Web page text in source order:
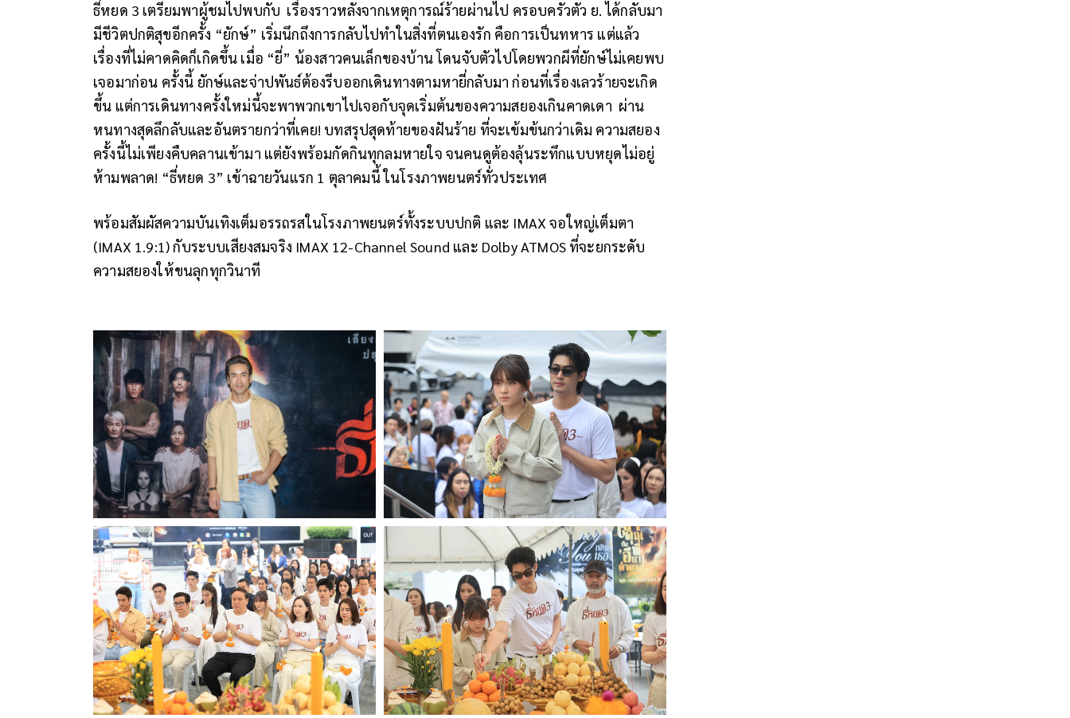
ธี่หยด 3 เตรียมพาผู้ชมไปพบกับ เรื่องราวหลังจากเหตุการณ์ร้ายผ่านไป ครอบครัวตัว ย. ได้กลับมา
มีชีวิตปกติสุขอีกครั้ง “ยักษ์” เริ่มนึกถึงการกลับไปทำในสิ่งที่ตนเองรัก คือการเป็นทหาร แต่แล้ว
เรื่องที่ไม่คาดคิดก็เกิดขึ้น เมื่อ “ยี่” น้องสาวคนเล็กของบ้าน โดนจับตัวไปโดยพวกผีที่ยักษ์ไม่เคยพบ
เจอมาก่อน ครั้งนี้ ยักษ์และจ่าปพันธ์ต้องรีบออกเดินทางตามหายี่กลับมา ก่อนที่เรื่องเลวร้ายจะเกิด
ขึ้น แต่การเดินทางครั้งใหม่นี้จะพาพวกเขาไปเจอกับจุดเริ่มต้นของความสยองเกินคาดเดา ผ่าน
หนทางสุดลึกลับและอันตรายกว่าที่เคย! บทสรุปสุดท้ายของฝันร้าย ที่จะเข้มข้นกว่าเดิม ความสยอง
ครั้งนี้ไม่เพียงคืบคลานเข้ามา แต่ยังพร้อมกัดกินทุกลมหายใจ จนคนดูต้องลุ้นระทึกแบบหยุดไม่อยู่
ห้ามพลาด! “ธี่หยด 3” เข้าฉายวันแรก 1 ตุลาคมนี้ ในโรงภาพยนตร์ทั่วประเทศ
พร้อมสัมผัสความบันเทิงเต็มอรรถรสในโรงภาพยนตร์ทั้งระบบปกติ และ IMAX จอใหญ่เต็มตา
(IMAX 1.9:1) กับระบบเสียงสมจริง IMAX 12-Channel Sound และ Dolby ATMOS ที่จะยกระดับ
ความสยองให้ขนลุกทุกวินาที